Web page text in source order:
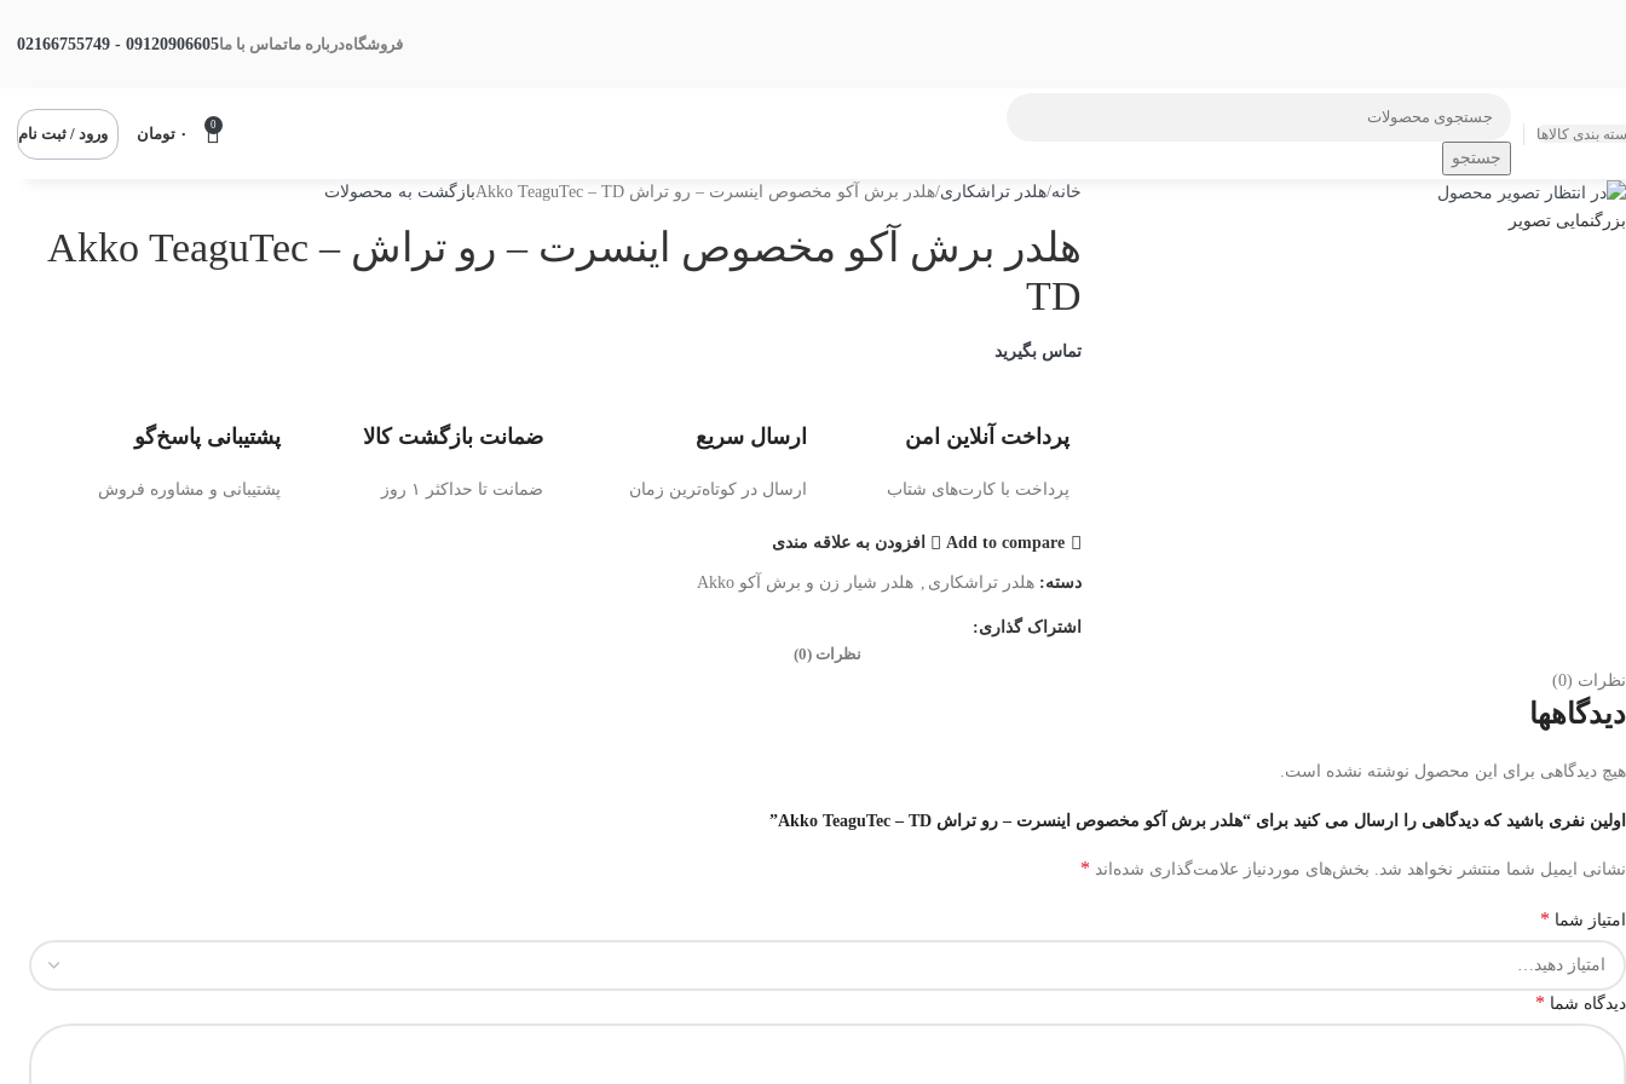
فروشگاهدرباره ماتماس با ما09120906605 - 02166755749
بندی کالاها
جستجو
0
۰ تومان ورود / ثبت نام
بزرگنمایی تصویر
خانه هلدر تراشکاری هلدر برش آکو مخصوص اینسرت – رو تراش Akko TeaguTec – TD بازگشت به محصولات
هلدر برش آکو مخصوص اینسرت – رو تراش Akko TeaguTec –
TD
تماس بگیرید
پرداخت آنلاین امن
پرداخت با کارت‌های شتاب
ارسال سریع
ارسال در کوتاه‌ترین زمان
ضمانت بازگشت کالا
ضمانت تا حداکثر ۱ روز
پشتیبانی پاسخ‌گو
پشتیبانی و مشاوره فروش
Add to compare افزودن به علاقه مندی
دسته: هلدر تراشکاری , هلدر شیار زن و برش آکو Akko
اشتراک گذاری:
نظرات (0)
نظرات (0)
دیدگاهها
هیچ دیدگاهی برای این محصول نوشته نشده است.
اولین نفری باشید که دیدگاهی را ارسال می کنید برای “هلدر برش آکو مخصوص اینسرت – رو تراش Akko TeaguTec – TD”
نشانی ایمیل شما منتشر نخواهد شد. بخش‌های موردنیاز علامت‌گذاری شده‌اند *
امتیاز شما *
دیدگاه شما *